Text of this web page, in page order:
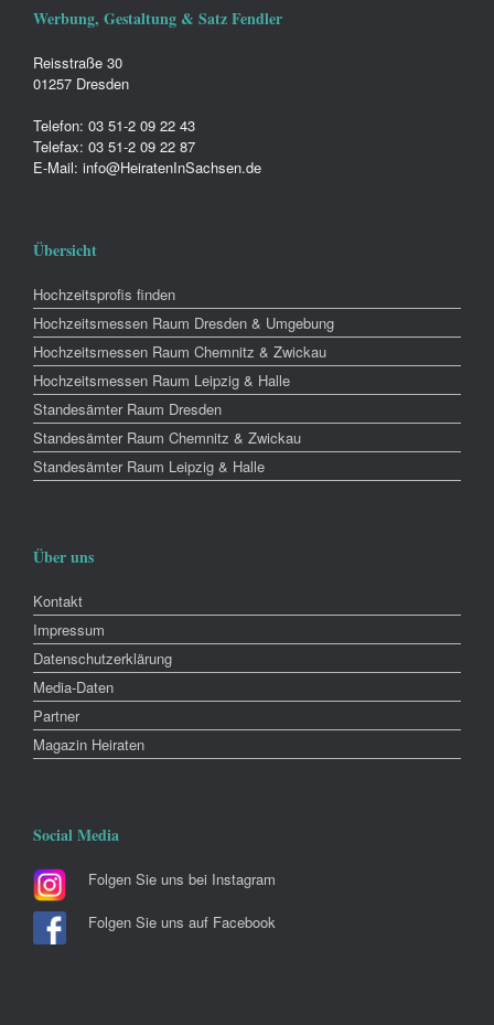
Werbung, Gestaltung & Satz Fendler
Reisstraße 30
01257 Dresden
Telefon: 03 51-2 09 22 43
Telefax: 03 51-2 09 22 87
E-Mail: info@HeiratenInSachsen.de
Übersicht
Hochzeitsprofis finden
Hochzeitsmessen Raum Dresden & Umgebung
Hochzeitsmessen Raum Chemnitz & Zwickau
Hochzeitsmessen Raum Leipzig & Halle
Standesämter Raum Dresden
Standesämter Raum Chemnitz & Zwickau
Standesämter Raum Leipzig & Halle
Über uns
Kontakt
Impressum
Datenschutzerklärung
Media-Daten
Partner
Magazin Heiraten
Social Media
Folgen Sie uns bei Instagram
Folgen Sie uns auf Facebook